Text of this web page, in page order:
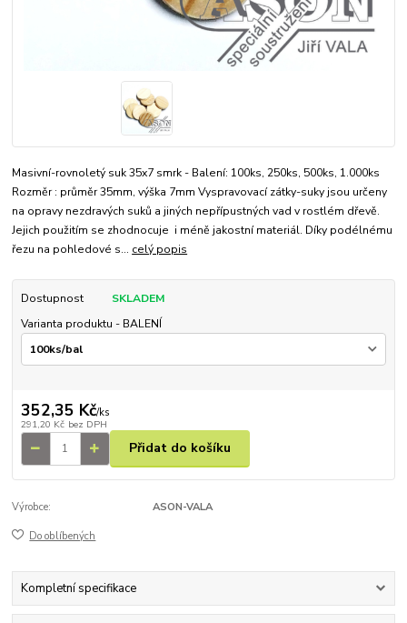
Masivní-rovnoletý suk 35x7 smrk - Balení: 100ks, 250ks, 500ks, 1.000ks
Rozměr : průměr 35mm, výška 7mm Vyspravovací zátky-suky jsou určeny
na opravy nezdravých suků a jiných nepřípustných vad v rostlém dřevě.
Jejich použitím se zhodnocuje i méně jakostní materiál. Díky podélnému
řezu na pohledové s... celý popis
Dostupnost
SKLADEM
Varianta produktu - BALENÍ
352,35 Kč/ks
291,20 Kč bez DPH
Přidat do košíku
Výrobce: ASON-VALA
Do oblíbených
Kompletní specifikace